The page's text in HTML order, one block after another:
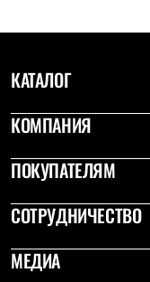
Рубашки
Брюки
Теплое термобелье
Среднее термобелье
Флисовая одежда
Брюки
Детская одежда
Комбинезоны
Куртки
КАТАЛОГ
КОМПАНИЯ
ПОКУПАТЕЛЯМ
СОТРУДНИЧЕСТВО
МЕДИА